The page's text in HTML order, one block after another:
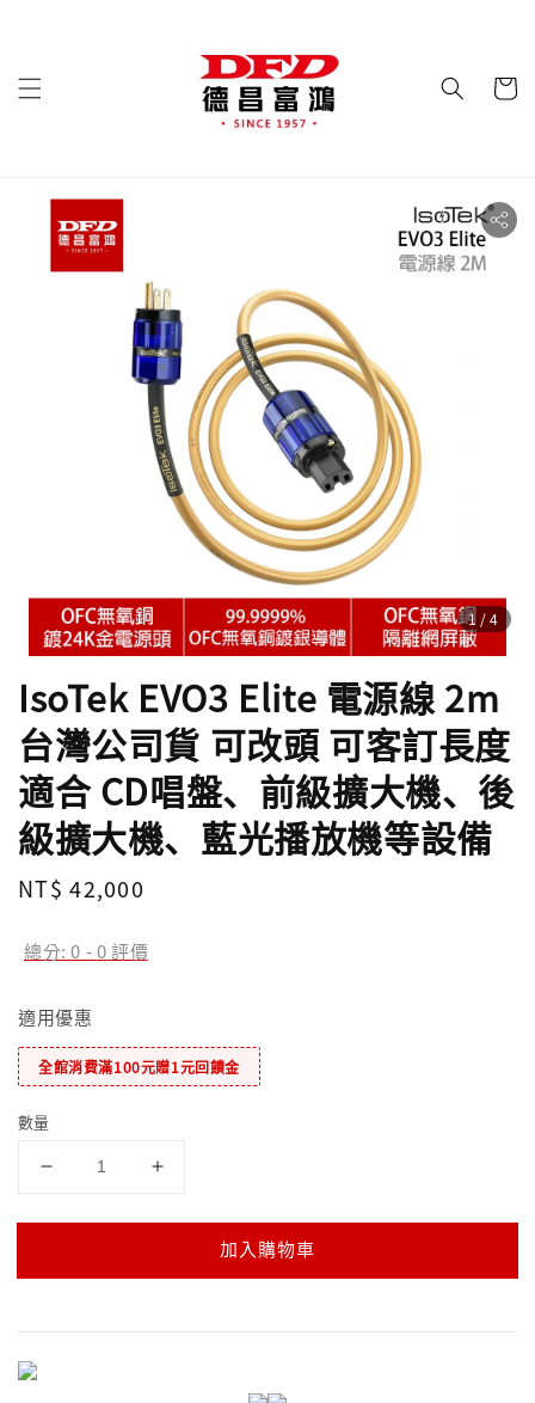
1 /4
IsoTek EVO3 Elite 電源線 2m
台灣公司貨 可改頭 可客訂長度
適合 CD唱盤、前級擴大機、後
級擴大機、藍光播放機等設備
Regular
NT$ 42,000
總分:0 -0評價
適用優惠
全館消費滿100元贈1元回饋金
數量
加入購物車